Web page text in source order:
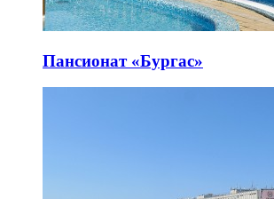
Пансионат «Бургас»